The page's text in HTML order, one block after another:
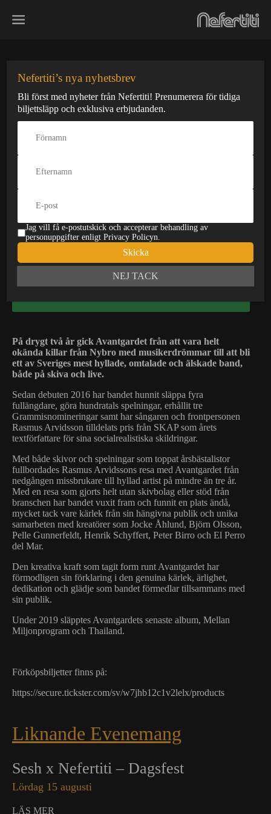
Avantgardet 5/11
Den här konserten har redan
varit
Insläpp:
På Scen:
På drygt två år gick Avantgardet från att vara helt
okända killar från Nybro med musikerdrömmar till att bli
ett av Sveriges mest hyllade, omtalade och älskade band,
både på skiva och live.
Sedan debuten 2016 har bandet hunnit släppa fyra
fullängdare, göra hundratals spelningar, erhållit tre
Grammisnomineringar samt har sångaren och frontpersonen
Rasmus Arvidsson tilldelats pris från SKAP som årets
textförfattare för sina socialrealistiska skildringar.
Med både skivor och spelningar som toppat årsbästalistor
fullbordades Rasmus Arvidssons resa med Avantgardet från
nedgången missbrukare till hyllad artist på mindre än tre år.
Med en resa som gjorts helt utan skivbolag eller stöd från
branschen har bandet vuxit fram och funnit en plats ändå,
mycket tack vare kärlek från sin hängivna publik och unika
samarbeten med kreatörer som Jocke Åhlund, Björn Olsson,
Pelle Gunnerfeldt, Henrik Schyffert, Peter Birro och El Perro
del Mar.
Den kreativa kraft som tagit form runt Avantgardet har
förmodligen sin förklaring i den genuina kärlek, ärlighet,
dedikation och glädje som bandet förmedlar tillsammans med
sin publik.
Under 2019 släpptes Avantgardets senaste album, Mellan
Miljonprogram och Thailand.
Förköpsbiljetter finns på:
https://secure.tickster.com/sv/w7jhb12c1v2lelx/products
Liknande Evenemang
Sesh x Nefertiti – Dagsfest
Lördag 15 augusti
LÄS MER
Nefertiti’s nya nyhetsbrev
Bli först med nyheter från Nefertiti! Prenumerera för tidiga
biljettsläpp och exklusiva erbjudanden.
Jag vill få e-postutskick och accepterar behandling av
personuppgifter enligt Privacy Policyn.
Skicka
NEJ TACK